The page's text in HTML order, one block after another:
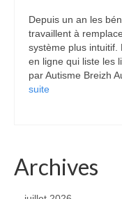
Depuis un an les
travaillent à
système plus intuitif.
en ligne qui liste les
par Autisme Breizh
suite­­
Archives